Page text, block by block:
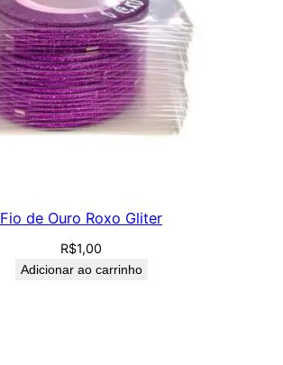
Fio de Ouro Roxo Gliter
R$1,00
Adicionar ao carrinho